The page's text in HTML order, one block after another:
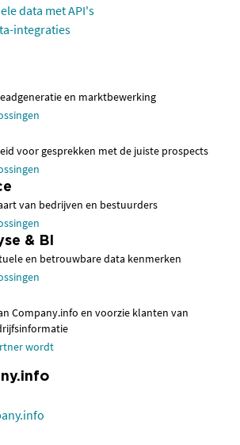
data met API's
integraties
en marktbewerking
voor gesprekken met de juiste prospects
van bedrijven en bestuurders
& BI
en betrouwbare data kenmerken
Company.info en voorzie klanten van
wordt